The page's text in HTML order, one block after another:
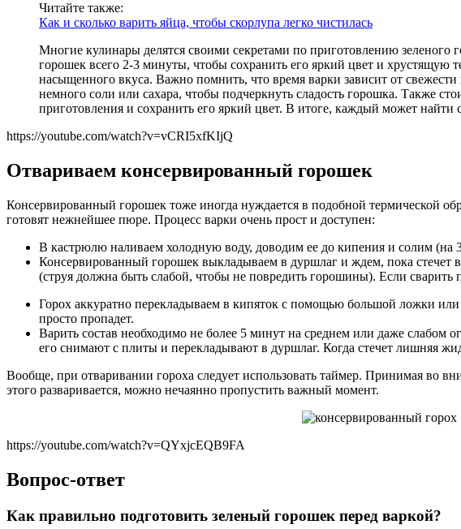
Читайте также:
Как и сколько варить яйца, чтобы скорлупа легко чистилась
Многие кулинары делятся своими секретами по приготовлению зеленого
горошек всего 2-3 минуты, чтобы сохранить его яркий цвет и хрустящую
насыщенного вкуса. Важно помнить, что время варки зависит от
немного соли или сахара, чтобы подчеркнуть сладость горошка. Также
приготовления и сохранить его яркий цвет. В итоге, каждый может
https://youtube.com/watch?v=vCRI5xfKIjQ
Отвариваем консервированный горошек
Консервированный горошек тоже иногда нуждается в подобной термической
готовят нежнейшее пюре. Процесс варки очень прост и доступен:
В кастрюлю наливаем холодную воду, доводим ее до кипения и солим (на
Консервированный горошек выкладываем в дуршлаг и ждем, пока стечет
(струя должна быть слабой, чтобы не повредить горошины). Если
Горох аккуратно перекладываем в кипяток с помощью большой ложки
просто пропадет.
Варить состав необходимо не более 5 минут на среднем или даже слабом
его снимают с плиты и перекладывают в дуршлаг. Когда стечет лишняя
Вообще, при отваривании гороха следует использовать таймер. Принимая во
этого разваривается, можно нечаянно пропустить важный момент.
https://youtube.com/watch?v=QYxjcEQB9FA
Вопрос-ответ
Как правильно подготовить зеленый горошек перед варкой?